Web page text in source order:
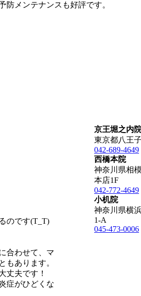
メンテナンスも好評です。
のです(T_T)
合わせて、マ
もあります。
丈夫です！
症がひどくな
京王堀之内
東京都八王
042-689-4649
西橋本院
神奈川県相
本店1F
042-772-4649
小机院
神奈川県横
1-A
045-473-0006